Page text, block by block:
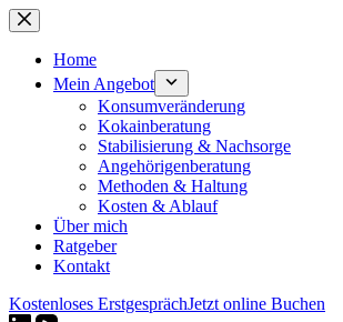
Zum
Inhalt
springenHome
Mein Angebot
Konsumveränderung
Kokainberatung
Stabilisierung & Nachsorge
Angehörigenberatung
Methoden & Haltung
Kosten & Ablauf
Über mich
Ratgeber
Kontakt
Kostenloses ErstgesprächJetzt online Buchen